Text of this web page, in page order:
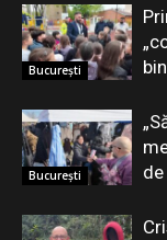
București
București